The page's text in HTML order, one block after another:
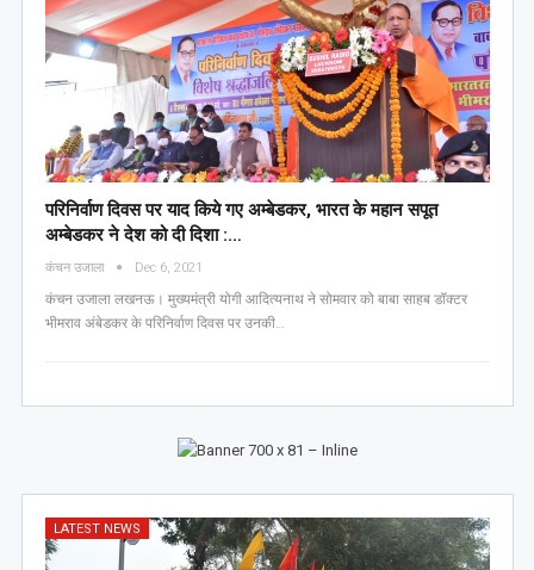
परिनिर्वाण दिवस पर याद किये गए अम्बेडकर, भारत के महान सपूत
अम्बेडकर ने देश को दी दिशा :…
कंचन उजाला Dec 6, 2021
कंचन उजाला लखनऊ। मुख्यमंत्री योगी आदित्यनाथ ने सोमवार को बाबा साहब डॉक्टर
भीमराव अंबेडकर के परिनिर्वाण दिवस पर उनकी…
LATEST NEWS